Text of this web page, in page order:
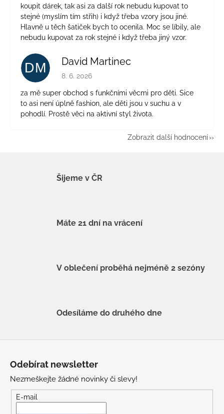
koupit dárek, tak asi za další rok nebudu kupovat to
stejné (myslím tím střih) i když třeba vzory jsou jiné.
Hlavně u těch šatiček bych to ocenila. Moc se líbily, ale
nebudu kupovat za rok stejné i když třeba jiný vzor.
DM David Martinec
Hodnocení obchodu je 5 z 5 hvězdiček.
8. 6. 2026
za mě super obchod s funkčními věcmi pro děti. Sice
to asi není úplně fashion, ale děti jsou v suchu a v
pohodlí. Prostě věci na aktivní styl života.
Zobrazit další hodnocení
Šijeme v ČR
Máte 21 dní na vrácení
V oblečení proběhá nejméně 2 sezóny
Odesíláme do druhého dne
Odebírat newsletter
Nezmeškejte žádné novinky či slevy!
E-mail